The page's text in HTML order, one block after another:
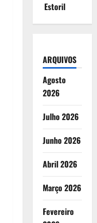
Estoril
ARQUIVOS
Agosto
2026
Julho 2026
Junho 2026
Abril 2026
Março 2026
Fevereiro